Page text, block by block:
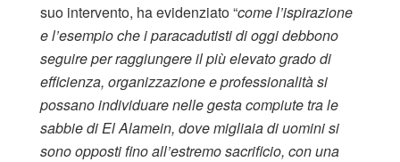
suo intervento, ha evidenziato “come l’ispirazione
e l’esempio che i paracadutisti di oggi debbono
seguire per raggiungere il più elevato grado di
efficienza, organizzazione e professionalità si
possano individuare nelle gesta compiute tra le
sabbie di El Alamein, dove migliaia di uomini si
sono opposti fino all’estremo sacrificio, con una